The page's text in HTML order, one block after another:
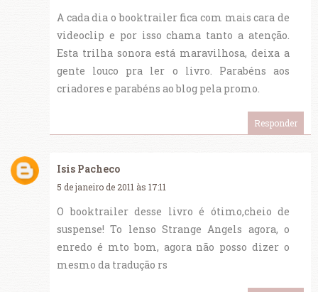
A cada dia o booktrailer fica com mais cara de
videoclip e por isso chama tanto a atenção.
Esta trilha sonora está maravilhosa, deixa a
gente louco pra ler o livro. Parabéns aos
criadores e parabéns ao blog pela promo.
Responder
Isis Pacheco
5 de janeiro de 2011 às 17:11
O booktrailer desse livro é ótimo,cheio de
suspense! To lenso Strange Angels agora, o
enredo é mto bom, agora não posso dizer o
mesmo da tradução rs